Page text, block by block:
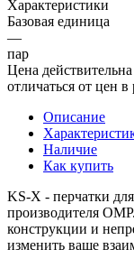
Характеристики
Базовая единица
—
пар
Цена
отличаться от цен
Описание
Наличие
Как купить
KS-X - перчатки
производителя
конструкции и
изменить ваше